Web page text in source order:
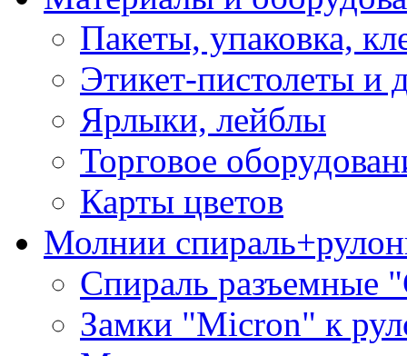
Пакеты, упаковка,
Этикет-пистолеты и
Ярлыки, лейблы
Торговое
Карты цветов
Молнии
Спираль разъемные
Замки "Micron" к